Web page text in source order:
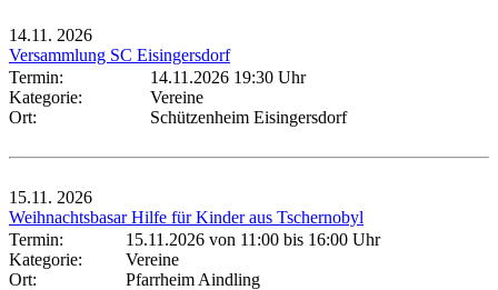
14.11. 2026
Versammlung SC Eisingersdorf
Termin:
14.11.2026 19:30 Uhr
Kategorie:
Vereine
Ort:
Schützenheim Eisingersdorf
15.11. 2026
Weihnachtsbasar Hilfe für Kinder aus Tschernobyl
Termin:
15.11.2026 von 11:00 bis 16:00 Uhr
Kategorie:
Vereine
Ort:
Pfarrheim Aindling